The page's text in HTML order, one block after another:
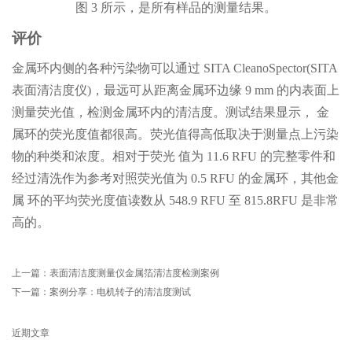
图 3 所示，是所有样品的测量结果。
评价
金属环内侧的各种污染物可以通过 SITA CleanoSpector(SITA
表面清洁度仪)，最远可从距离金属环边缘 9 mm 的内表面上
测量荧光值，检测金属环内的清洁度。测试结果显示， 金
属环的荧光度值都很高。荧光值得高低取决于测量点上污染
物的种类和浓度。相对于荧光 值为 11.6 RFU 的完整零件和
经过清洗作为参考对照荧光值为 0.5 RFU 的金属环，其他金
属 环的平均荧光度值读数从 548.9 RFU 至 815.8RFU 是非常
高的。
上一篇： 表面清洁度测量仪金属箔清洁度检测案例
下一篇： 案例分享：电机转子的清洁度测试
近期文章